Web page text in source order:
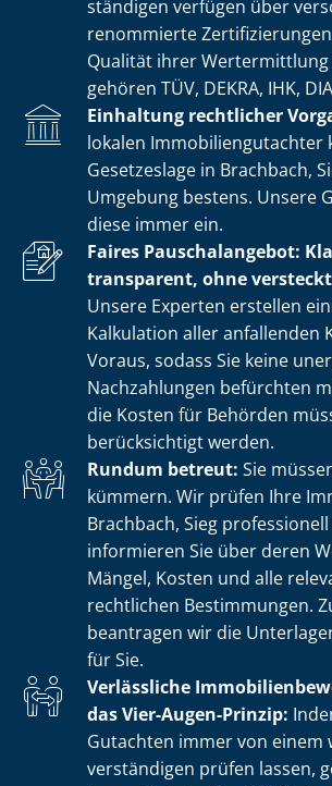
stän­di­gen verfügen über
renommierte
Qualität ihrer Wertermittlung
gehören TÜV, DEKRA, IHK,
Einhaltung rechtlicher
lokalen Im­mo­bi­li­en­gut­ach­ter
Gesetzeslage in Brachbach,
Umgebung bestens. Unsere
diese immer ein.
Faires Pauschalangebot:
transparent, ohne
Unsere Experten erstellen
Kalkulation aller anfallenden
Voraus, sodass Sie keine
Nachzahlungen befürchten
die Kosten für Behörden
berücksichtigt werden.
Rundum betreut: Sie
kümmern. Wir prüfen Ihre
Brachbach, Sieg
informieren Sie über deren
Mängel, Kosten und alle
rechtlichen Bestimmungen.
beantragen wir die
für Sie.
Verlässliche
das Vier-Augen-Prinzip:
Gutachten immer von einem
ver­stän­di­gen prüfen lassen,